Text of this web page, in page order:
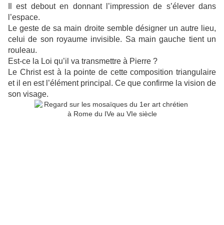
Il est debout en donnant l’impression de s’élever dans
l’espace.
Le geste de sa main droite semble désigner un autre lieu,
celui de son royaume invisible. Sa main gauche tient un
rouleau.
Est-ce la Loi qu’il va transmettre à Pierre ?
Le Christ est à la pointe de cette composition triangulaire
et il en est l’élément principal. Ce que confirme la vision de
son visage.